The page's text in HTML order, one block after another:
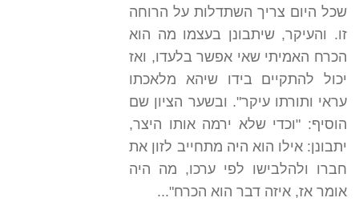
שכל היום צריך השתדלות על הרוחה
זו. והעיקר, שיתבונן בעצמו מה הוא
הכרח האמיתי שאי אפשר בלעדו, ואז
יכול להתקיים בידו שיהא מלאכתו
עראי ותורתו עיקר". ובשער הציון שם
הוסיף: "וכדי שלא ירמה אותו היצר,
יתבונן: אילו הוא היה מתחייב לזון את
חברו ולהלבישו לפי ערכו, מה היה
אומר אז, איזה דבר הוא הכרח"...